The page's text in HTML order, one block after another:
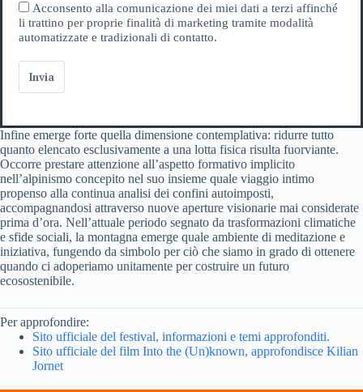
Acconsento alla comunicazione dei miei dati a terzi affinché
li trattino per proprie finalità di marketing tramite modalità
automatizzate e tradizionali di contatto.
Invia
Infine emerge forte quella dimensione contemplativa: ridurre tutto
quanto elencato esclusivamente a una lotta fisica risulta fuorviante.
Occorre prestare attenzione all’aspetto formativo implicito
nell’alpinismo concepito nel suo insieme quale viaggio intimo
propenso alla continua analisi dei confini autoimposti,
accompagnandosi attraverso nuove aperture visionarie mai considerate
prima d’ora. Nell’attuale periodo segnato da trasformazioni climatiche
e sfide sociali, la montagna emerge quale ambiente di meditazione e
iniziativa, fungendo da simbolo per ciò che siamo in grado di ottenere
quando ci adoperiamo unitamente per costruire un futuro
ecosostenibile.
Per approfondire:
Sito ufficiale del festival, informazioni e temi approfonditi.
Sito ufficiale del film Into the (Un)known, approfondisce Kilian
Jornet